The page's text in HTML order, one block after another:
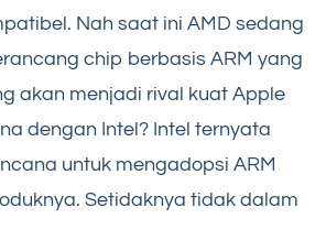
Nah saat ini AMD sedang
chip berbasis ARM yang
akan menjadi rival kuat Apple
dengan Intel? Intel ternyata
untuk mengadopsi ARM
Setidaknya tidak dalam